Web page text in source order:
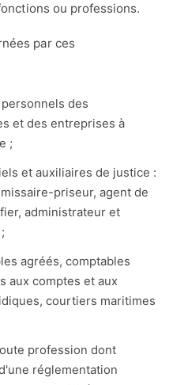
ou professions.
par ces
des
et des entreprises à
;
et auxiliaires de justice :
priseur, agent de
administrateur et
agréés, comptables
aux comptes et aux
courtiers maritimes
profession dont
réglementation